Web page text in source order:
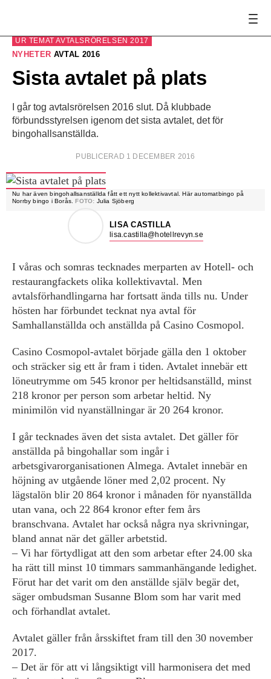
UR TEMATAVTALSRÖRELSEN 2017
NYHETER AVTAL 2016
Sista avtalet på plats
I går tog avtalsrörelsen 2016 slut. Då klubbade
förbundsstyrelsen igenom det sista avtalet, det för
bingohallsanställda.
PUBLICERAD 1 DECEMBER 2016
Nu har även bingohallsanställda fått ett nytt kollektivavtal. Här automatbingo på
Norrby bingo i Borås.FOTO: Julia Sjöberg
LISA CASTILLA
lisa.castilla@hotellrevyn.se
I våras och somras tecknades merparten av Hotell- och
restaurangfackets olika kollektivavtal. Men
avtalsförhandlingarna har fortsatt ända tills nu. Under
hösten har förbundet tecknat nya avtal för
Samhallanställda och anställda på Casino Cosmopol.
Casino Cosmopol-avtalet började gälla den 1 oktober
och sträcker sig ett år fram i tiden. Avtalet innebär ett
löneutrymme om 545 kronor per heltidsanställd, minst
218 kronor per person som arbetar heltid. Ny
minimilön vid nyanställningar är 20 264 kronor.
I går tecknades även det sista avtalet. Det gäller för
anställda på bingohallar som ingår i
arbetsgivarorganisationen Almega. Avtalet innebär en
höjning av utgående löner med 2,02 procent. Ny
lägstalön blir 20 864 kronor i månaden för nyanställda
utan vana, och 22 864 kronor efter fem års
branschvana. Avtalet har också några nya skrivningar,
bland annat när det gäller arbetstid.
– Vi har förtydligat att den som arbetar efter 24.00 ska
ha rätt till minst 10 timmars sammanhängande ledighet.
Förut har det varit om den anställde själv begär det,
säger ombudsman Susanne Blom som har varit med
och förhandlat avtalet.
Avtalet gäller från årsskiftet fram till den 30 november
2017.
– Det är för att vi långsiktigt vill harmonisera det med